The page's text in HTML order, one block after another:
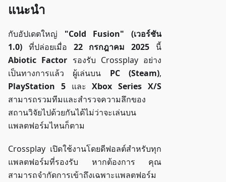
แนะนำ
กับอัปเดตใหญ่ "Cold Fusion" (เวอร์ชัน
1.0) ที่ปล่อยเมื่อ 22 กรกฎาคม 2025 นี้
Abiotic Factor รองรับ Crossplay อย่าง
เป็นทางการแล้ว ผู้เล่นบน PC (Steam),
PlayStation 5และXbox Series X/S
สามารถรวมทีมและสำรวจความลึกของ
สถานวิจัยไปด้วยกันได้ไม่ว่าจะเล่นบน
แพลตฟอร์มไหนก็ตาม
Crossplay เปิดใช้งานโดยดีฟอลต์สำหรับทุก
แพลตฟอร์มที่รองรับ หากต้องการ คุณ
สามารถจำกัดการเข้าถึงเฉพาะแพลตฟอร์ม